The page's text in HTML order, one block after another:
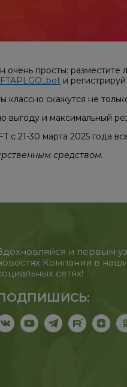
очень просты:
и
классно скажутся не
выгоду и максимальный
с 21-30 марта 2025 года
средством.
и первым
Компании в
сетях!